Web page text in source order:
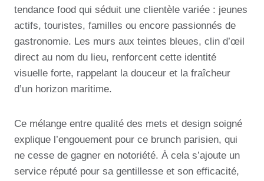
tendance food qui séduit une clientèle variée : jeunes
actifs, touristes, familles ou encore passionnés de
gastronomie. Les murs aux teintes bleues, clin d’œil
direct au nom du lieu, renforcent cette identité
visuelle forte, rappelant la douceur et la fraîcheur
d’un horizon maritime.
Ce mélange entre qualité des mets et design soigné
explique l’engouement pour ce brunch parisien, qui
ne cesse de gagner en notoriété. À cela s’ajoute un
service réputé pour sa gentillesse et son efficacité,